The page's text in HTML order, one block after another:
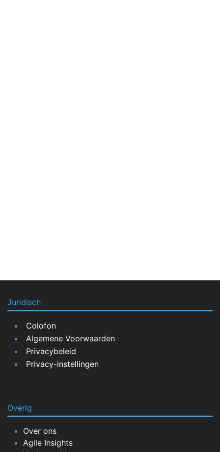
Juridisch
Colofon
Algemene Voorwaarden
Privacybeleid
Privacy-instellingen
Overig
Over ons
Agile Insights